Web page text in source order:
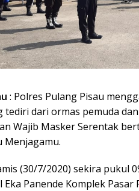
: Polres Pulang Pisau
tediri dari ormas pemuda
Wajib Masker Serentak
Menjagamu.
(30/7/2020) sekira pukul
Panende Komplek Pasar